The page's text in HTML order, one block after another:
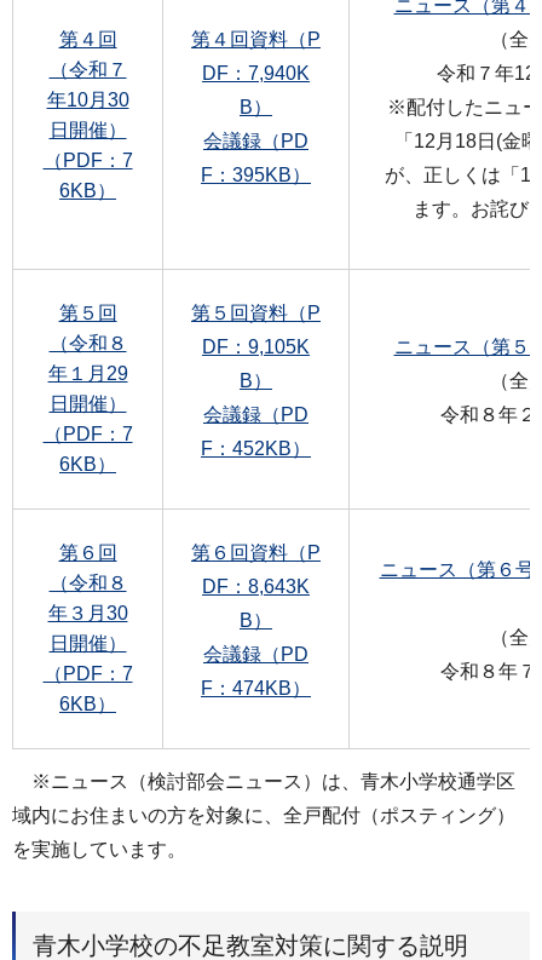
第４回
（令和７
年10月30
日開催）
（PDF：7
6KB）
第４回資料（P
DF：7,940K
B）
会議録（PD
F：395KB）
ニュース（第４
（全
令和７年12
※配付したニュ
「12月18日(金
が、正しくは「
ます。お詫び
第５回
（令和８
年１月29
日開催）
（PDF：7
6KB）
第５回資料（P
DF：9,105K
B）
会議録（PD
F：452KB）
ニュース（第５
（全
令和８年
第６回
（令和８
年３月30
日開催）
（PDF：7
6KB）
第６回資料（P
DF：8,643K
B）
会議録（PD
F：474KB）
ニュース（第６
（全
令和８年
※ニュース（検討部会ニュース）は、青木小学校通学区
域内にお住まいの方を対象に、全戸配付（ポスティング）
を実施しています。
青木小学校の不足教室対策に関する説明